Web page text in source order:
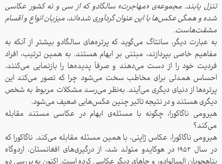
تنزل یابند. مجموعه‌ی «مهاجرت» سالگادو که از سی و نه کشور عکاسی
شده و همگی عکس‌ها با این عنوان گرد‌آوری شده‌اند، میزبان انواع و اقسام
مشقت‌هاست.
به عبارت دیگر، سانتاگ می‌گوید که پرتره‌های سالگادو بیشتر از آنکه به
مفاهیم خاصی بپردازند، مبتنی بر ابهام هستند. به همین ترتیب، افراد
فردیت خود را از دست می‌دهند و صرفاً پدیده‌ها را بازنمایی می‌کنند.
احساس همدلی برای مخاطب سخت می‌شود چرا که تصور می‌کند این
پرتره‌ها از دنیای دیگری می‌آیند. به‌نظر می‌رسد مشکلات مربوط به شخص
دیگری هستند و در نتیجه تاثیر چنین عکس‌هایی ضعیف می‌شود.
هیرومی ناگاکورا، چگونه با مسئله‌ی ابهام در عکاسی مستند مقابله
می‌کند؟
هیرومی ناگاکورا، عکاس ژاپنی، با همین مسئله مقابله می‌کند. ناگاکورا که
در سال ۱۹۵۲ در هوکایدو متولد شد، از درگیری‌های افغانستان، اردوگاه